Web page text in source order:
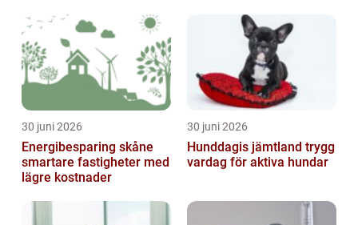
30 juni 2026
Energibesparing skåne
smartare fastigheter med
lägre kostnader
30 juni 2026
Hunddagis jämtland trygg
vardag för aktiva hundar